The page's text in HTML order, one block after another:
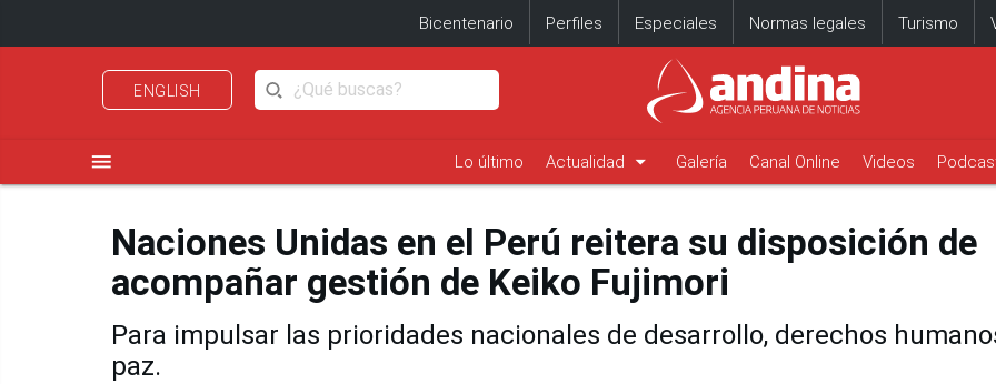
Bicentenario Perfiles Especiales Normas legales Turismo
ENGLISH
menu Lo último Actualidad arrow_drop_down Galería Canal Online Videos
Naciones Unidas en el Perú reitera su disposición de
acompañar gestión de Keiko Fujimori
Para impulsar las prioridades nacionales de desarrollo, derechos
paz.